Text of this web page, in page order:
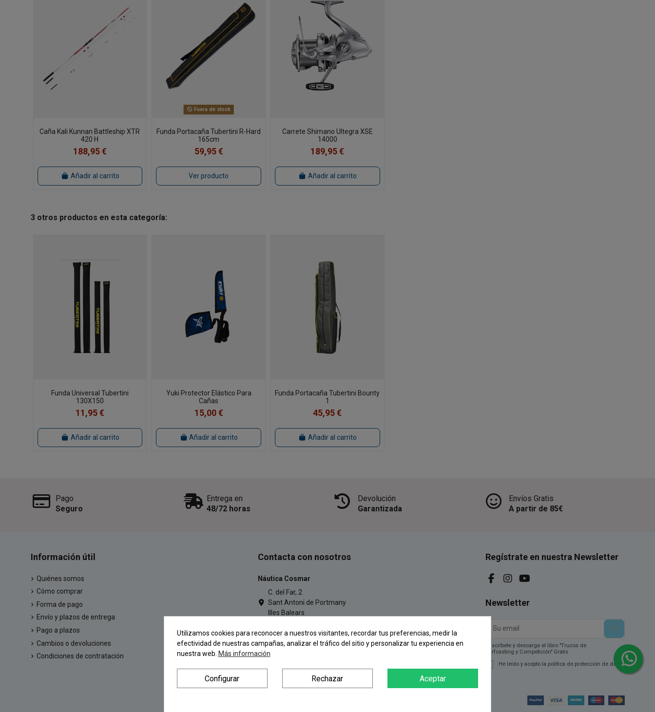
Caña Kali Kunnan Battleship XTR
420 H
188,95 €
Añadir al carrito
Fuera de stock
Funda Portacaña Tubertini R-Hard
165cm
59,95 €
Ver producto
Carrete Shimano Ultegra XSE
14000
189,95 €
Añadir al carrito
3 otros productos en esta categoría:
Funda Universal Tubertini
130X150
11,95 €
Añadir al carrito
Yuki Protector Elástico Para
Cañas
15,00 €
Añadir al carrito
Funda Portacaña Tubertini Bounty
1
45,95 €
Añadir al carrito
Pago
Seguro
Entrega en
48/72 horas
Devolución
Garantizada
Envíos Gratis
A partir de 85€
Información útil
Quiénes somos
Cómo comprar
Forma de pago
Envío y plazos de entrega
Pago a plazos
Cambios o devoluciones
Condiciones de contratación
Contacta con nosotros
Náutica Cosmar
C. del Far, 2
Sant Antoni de Portmany
Illes Balears
pescacosmar@gmail.com
Regístrate en nuestra Newsletter
Newsletter
Suscríbete y descarga el libro "Trucos de
Surfcasting y Competición" Gratis
He leído y acepto la política de protección de datos.
Utilizamos cookies para reconocer a nuestros visitantes, recordar tus preferencias, medir la
efectividad de nuestras campañas, analizar el tráfico del sitio y personalizar tu experiencia en
nuestra web. Más información
Configurar Rechazar Aceptar